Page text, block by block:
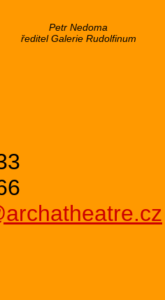
Petr Nedoma
ředitel Galerie Rudolfinum